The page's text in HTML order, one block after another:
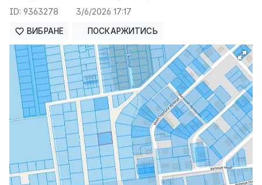
ID: 9363278 3/6/2026 17:17
ВИБРАНЕ ПОСКАРЖИТИСЬ